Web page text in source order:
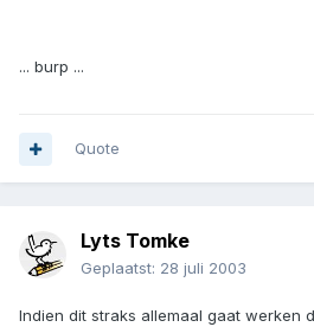
... burp ...
Quote
Lyts Tomke
Geplaatst: 28 juli 2003
Indien dit straks allemaal gaat werken